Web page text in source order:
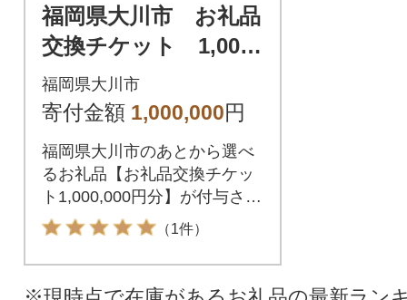
福岡県大川市 お礼品
交換チケット 1,000,
000円分
福岡県大川市
寄付金額 1,000,000円
福岡県大川市のあとから選べ
るお礼品【お礼品交換チケッ
ト1,000,000円分】が付与され
ます。付与されたお礼品交換
チケットは福岡県大川市が指
定するお礼品と交換が可能で
す。
（1件）